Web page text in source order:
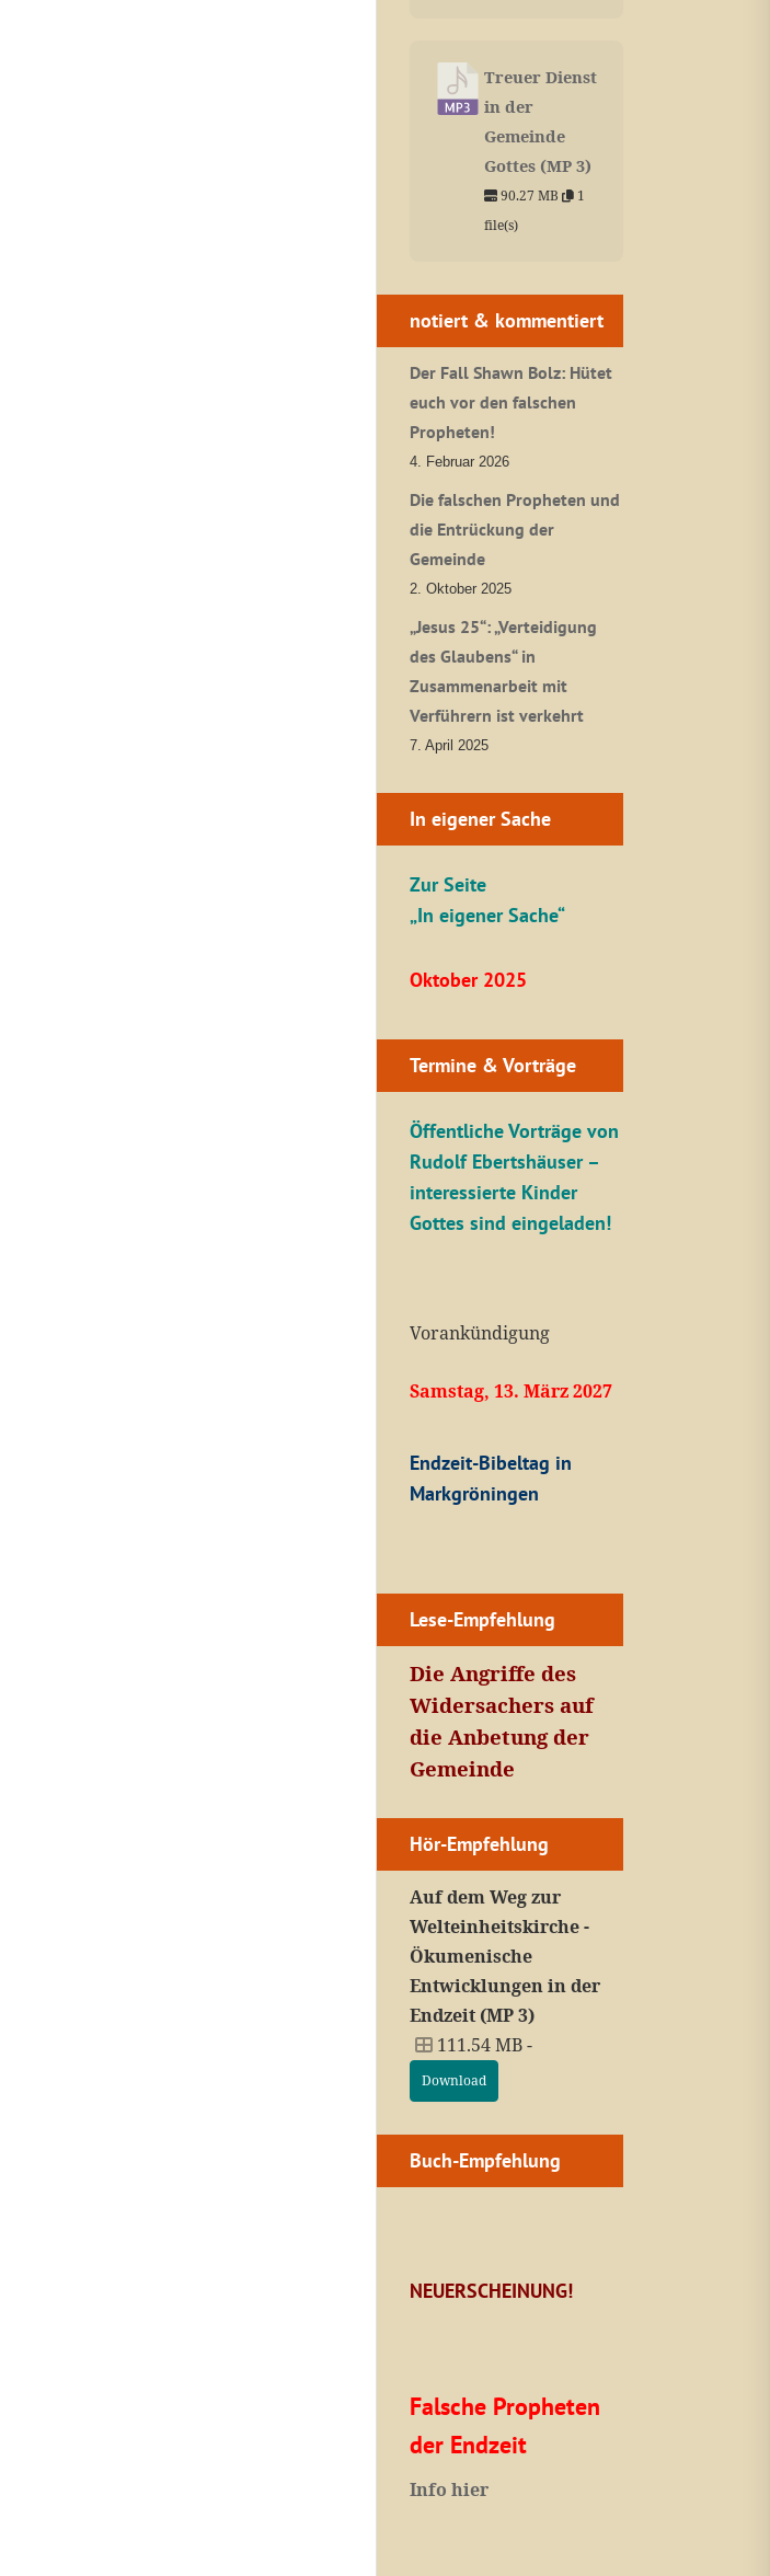
Treuer Dienst
in der
Gemeinde
Gottes (MP 3)
90.27 MB
1
file(s)
notiert & kommentiert
Der Fall Shawn Bolz: Hütet
euch vor den falschen
Propheten!
4. Februar 2026
Die falschen Propheten und
die Entrückung der
Gemeinde
2. Oktober 2025
„Jesus 25“: „Verteidigung
des Glaubens“ in
Zusammenarbeit mit
Verführern ist verkehrt
7. April 2025
In eigener Sache
Zur Seite
„In eigener Sache“
Oktober 2025
Termine & Vorträge
Öffentliche Vorträge von
Rudolf Ebertshäuser –
interessierte Kinder
Gottes sind eingeladen!
Vorankündigung
Samstag, 13. März 2027
Endzeit-Bibeltag in
Markgröningen
Lese-Empfehlung
Die Angriffe des
Widersachers auf
die Anbetung der
Gemeinde
Hör-Empfehlung
Auf dem Weg zur
Welteinheitskirche -
Ökumenische
Entwicklungen in der
Endzeit (MP 3)
111.54 MB -
Download
Buch-Empfehlung
NEUERSCHEINUNG!
Falsche Propheten
der Endzeit
Info hier